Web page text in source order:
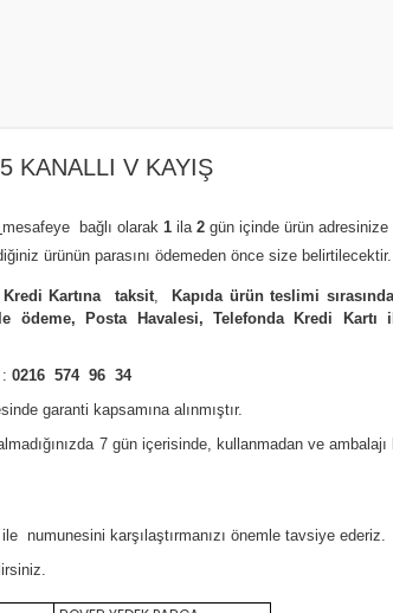
KANALLI V KAYIŞ
mesafeye bağlı olarak 1 ila 2 gün içinde ürün adresinize
ürünün parasını ödemeden önce size belirtilecektir.
Kredi Kartına taksit,
Kapıda ürün teslimi
ödeme, Posta Havalesi, Telefonda Kredi Kartı
0216 574 96 34
garanti kapsamına alınmıştır.
7 gün içerisinde, kullanmadan ve
numunesini karşılaştırmanızı önemle tavsiye ederiz.